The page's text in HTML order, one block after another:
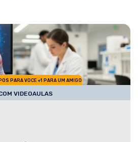
PARA VOCE +1 PARA UM AMIGO
VIDEOAULAS